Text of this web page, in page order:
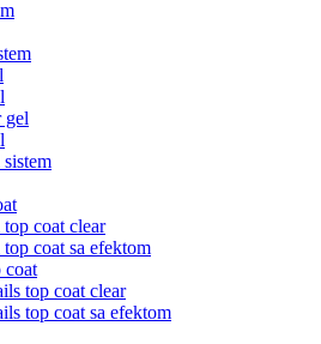
gel
coat clear
coat sa efektom
coat
top coat clear
top coat sa efektom